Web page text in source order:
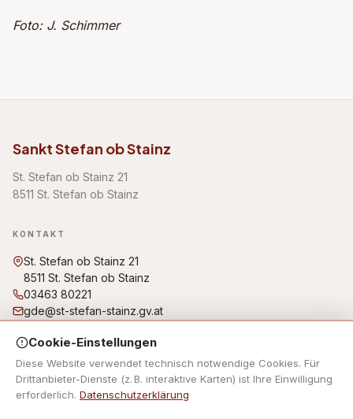
Foto: J. Schimmer
Sankt Stefan ob Stainz
St. Stefan ob Stainz 21
8511 St. Stefan ob Stainz
KONTAKT
St. Stefan ob Stainz 21
8511 St. Stefan ob Stainz
03463 80221
gde@st-stefan-stainz.gv.at
07:30 Uhr bis 12:00 Uhr Donnerstag von 07:30 Uhr bis 12:00
Uhr und von 14:00 Uhr bis 18:00 Uhr Mittwoch: kein
Parteienverkehr!
Cookie-Einstellungen
Diese Website verwendet technisch notwendige Cookies. Für
Drittanbieter-Dienste (z. B. interaktive Karten) ist Ihre Einwilligung
erforderlich. Datenschutzerklärung